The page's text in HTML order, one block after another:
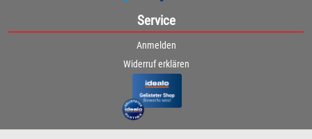
Service
Anmelden
Widerruf erklären